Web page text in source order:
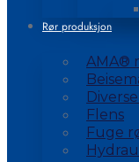
Rør produksjon
AMA®
Flens
Fuge